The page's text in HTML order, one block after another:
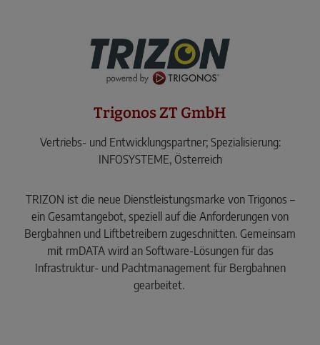
Trigonos ZT GmbH
Vertriebs- und Entwicklungspartner; Spezialisierung:
INFOSYSTEME, Österreich
TRIZON ist die neue Dienstleistungsmarke von Trigonos –
ein Gesamtangebot, speziell auf die Anforderungen von
Bergbahnen und Liftbetreibern zugeschnitten. Gemeinsam
mit rmDATA wird an Software-Lösungen für das
Infrastruktur- und Pachtmanagement für Bergbahnen
gearbeitet.